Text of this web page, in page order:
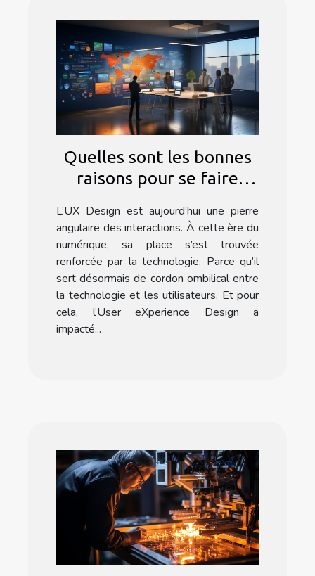
Quelles sont les bonnes
raisons pour se faire
L’UX Design est aujourd’hui une pierre
angulaire des interactions. À cette ère du
numérique, sa place s’est trouvée
renforcée par la technologie. Parce qu’il
sert désormais de cordon ombilical entre
la technologie et les utilisateurs. Et pour
cela, l’User eXperience Design a
impacté...